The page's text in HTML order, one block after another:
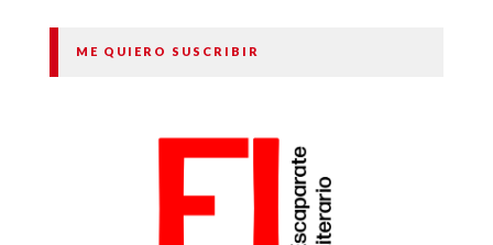
ME QUIERO SUSCRIBIR